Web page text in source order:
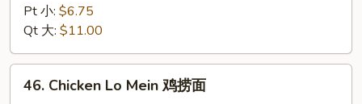
Pork
Lo
Mein
叉
Pt 小: $6.75
Qt 大: $11.00
Chicken
46. Chicken Lo Mein 鸡捞面